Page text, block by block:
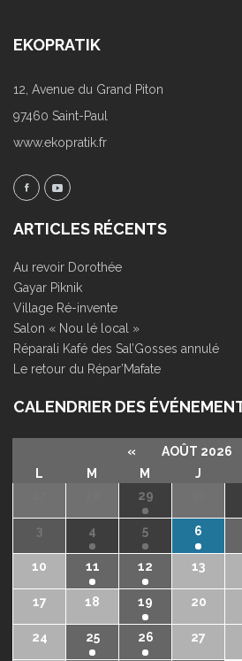
EKOPRATIK
12, Avenue du Grand Piton
97460 Saint-Paul
www.ekopratik.fr
ARTICLES RÉCENTS
Au revoir Dorothée
Gayar Piknik
Village Ré-invente
Salon « Nou lé local »
Réparali Kafé des Sal’Gosses annulé
Le retour du Répar’Mafate
CALENDRIER DES
« AOÛT 2026
L
M M J
29
3 4 5 6
10 11 12 13
17 18 19 20
24 25 26 27